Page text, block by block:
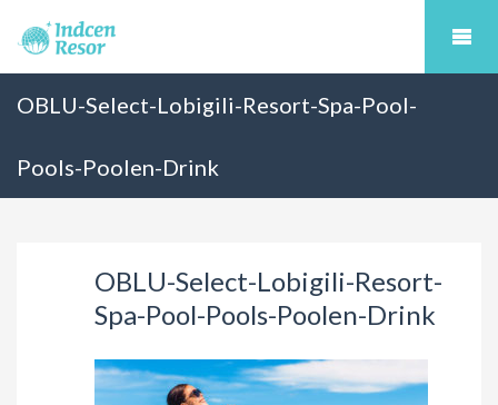
OBLU-Select-Lobigili-Resort-Spa-Pool-
Pools-Poolen-Drink
OBLU-Select-Lobigili-Resort-
Spa-Pool-Pools-Poolen-Drink